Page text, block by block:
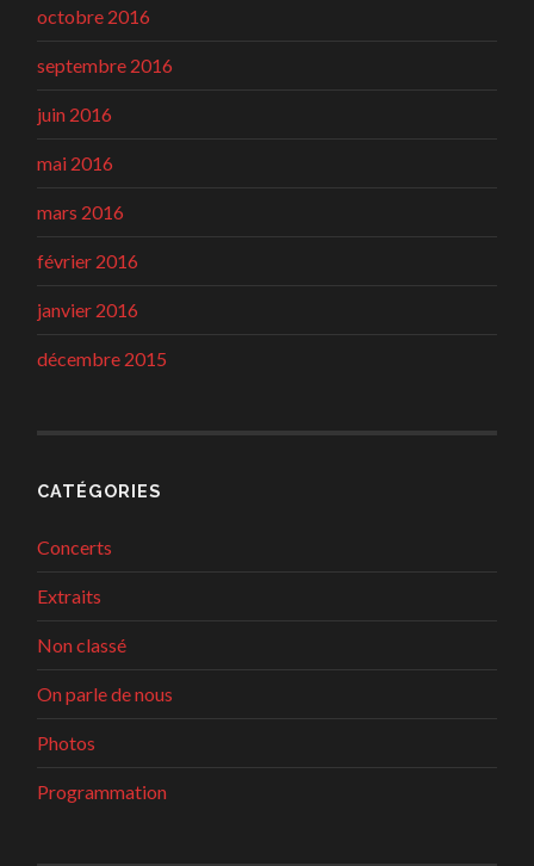
octobre 2016
septembre 2016
juin 2016
mai 2016
mars 2016
février 2016
janvier 2016
décembre 2015
CATÉGORIES
Concerts
Extraits
Non classé
On parle de nous
Photos
Programmation